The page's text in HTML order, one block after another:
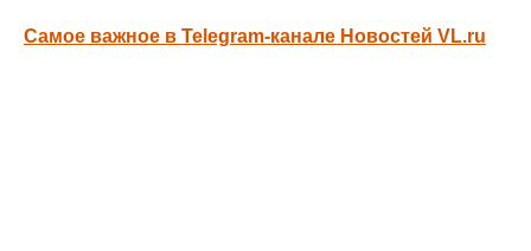
Самое важное в Telegram-канале Новостей VL.ru